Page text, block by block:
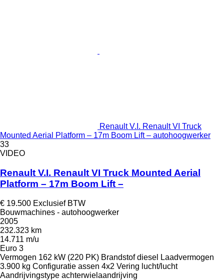
Renault V.I. Renault VI Truck
Mounted Aerial Platform – 17m Boom Lift – autohoogwerker
33
VIDEO
Renault V.I. Renault VI Truck Mounted Aerial
Platform – 17m Boom Lift –
€ 19.500 Exclusief BTW
Bouwmachines - autohoogwerker
2005
232.323 km
14.711 m/u
Euro 3
Vermogen 162 kW (220 PK) Brandstof diesel
Laadvermogen
3.900 kg Configuratie assen 4x2 Vering lucht/lucht
Aandrijvingstype achterwielaandrijving